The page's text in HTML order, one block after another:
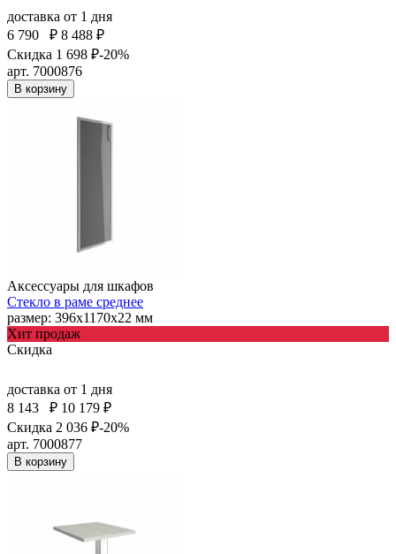
доставка от 1 дня
6 790
₽ 8 488 ₽
Скидка 1 698 ₽-20%
арт. 7000876
В корзину
Аксессуары для шкафов
Стекло в раме среднее
размер: 396х1170х22 мм
Хит продаж
Скидка
доставка от 1 дня
8 143
₽ 10 179 ₽
Скидка 2 036 ₽-20%
арт. 7000877
В корзину